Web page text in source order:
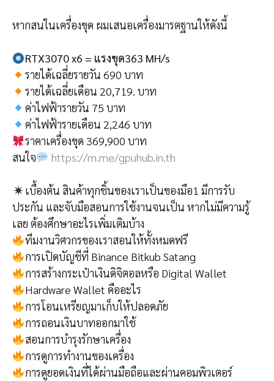
หากสนในเครื่องขุด ผมเสนอเครื่องมารตฐานให้ดังนี้
RTX3070 x6 = แรงขุด363 MH/s
รายได้เฉลี่ยรายวัน 690 บาท
รายได้เฉลี่ยเดือน 20,719. บาท
ค่าไฟฟ้ารายวัน 75 บาท
ค่าไฟฟ้ารายเดือน 2,246 บาท
ราคาเครื่องขุด 369,900 บาท
สนใจ
https://m.me/gpuhub.in.th
เบื้องต้น สินค้าทุกชิ้นของเราเป็นของมือ1 มีการรับ
ประกัน และจับมือสอนการใช้งานจนเป็น หากไม่มีความรู้
เลย ต้องศึกษาอะไรเพิ่มเติมบ้าง
ทีมงานวิศวกรของเราสอนให้ทั้งหมดฟรี
การเปิดบัญชีที่ Binance Bitkub Satang
การสร้างกระเป๋าเงินดิจิตอลหรือ Digital Wallet
Hardware Wallet คืออะไร
การโอนเหรียญมาเก็บให้ปลอดภัย
การถอนเงินบาทออกมาใช้
สอนการบำรุงรักษาเครื่อง
การดูการทำงานของเครื่อง
การดูยอดเงินที่ได้ผ่านมือถือและผ่านคอมพิวเตอร์